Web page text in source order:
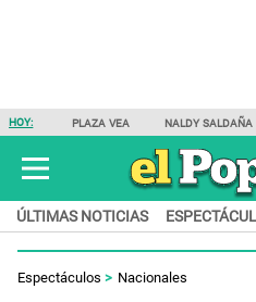
HOY: PLAZA VEA NALDY SALDAÑA
ÚLTIMAS NOTICIAS
Espectáculos Nacionales